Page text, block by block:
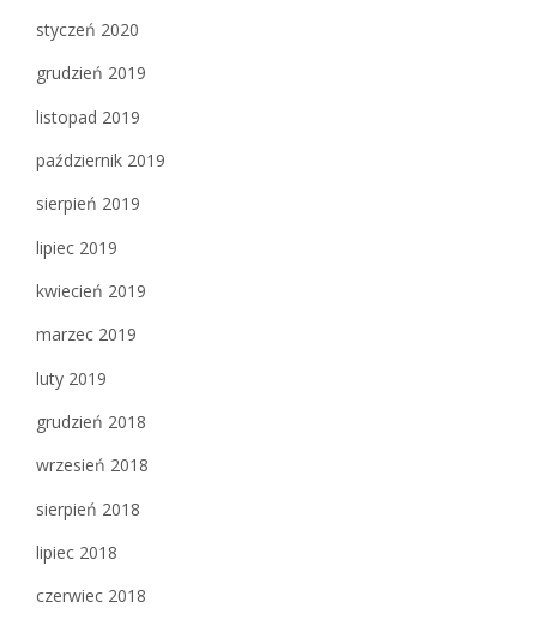
styczeń 2020
grudzień 2019
listopad 2019
październik 2019
sierpień 2019
lipiec 2019
kwiecień 2019
marzec 2019
luty 2019
grudzień 2018
wrzesień 2018
sierpień 2018
lipiec 2018
czerwiec 2018